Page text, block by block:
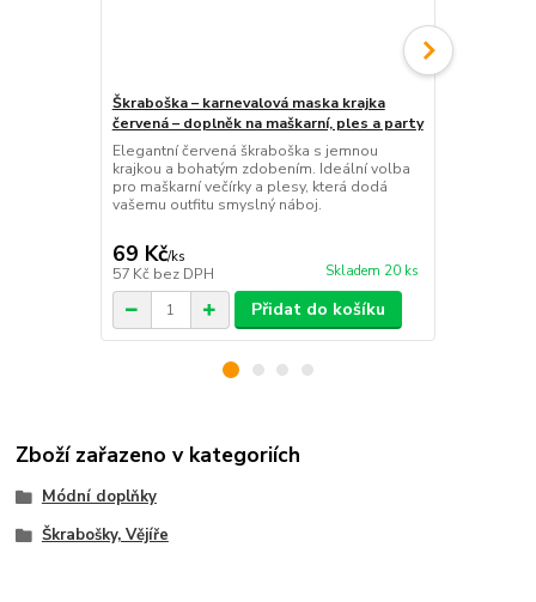
Škraboška – karnevalová maska krajka
červená – doplněk na maškarní, ples a party
Elegantní červená škraboška s jemnou
krajkou a bohatým zdobením. Ideální volba
pro maškarní večírky a plesy, která dodá
vašemu outfitu smyslný náboj.
69 Kč/ks
57 Kč bez DPH Skladem 20 ks
Přidat do košíku
Zboží zařazeno v kategoriích
Módní doplňky
Škrabošky, Vějíře